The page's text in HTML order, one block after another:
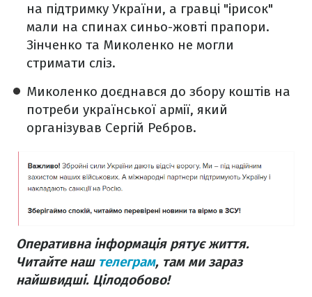
на підтримку України, а гравці "ірисок"
мали на спинах синьо-жовті прапори.
Зінченко та Миколенко не могли
стримати сліз.
Миколенко доєднався до збору коштів на
потреби української армії, який
організував Сергій Ребров.
Оперативна інформація рятує життя.
Читайте наш телеграм, там ми зараз
найшвидші. Цілодобово!